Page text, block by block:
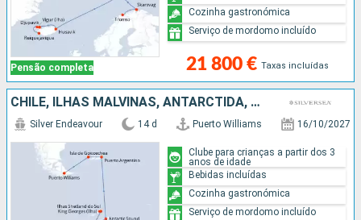
Pensão completa 21 800 € Taxas incluídas
Cozinha gastronómica
Serviço de mordomo incluído
CHILE, ILHAS MALVINAS, ANTARCTIDA, REINO UNIDO
Silver Endeavour 14 d Puerto Williams 16/10/2027
Clube para crianças a partir dos 3
anos de idade
Bebidas incluídas
Cozinha gastronómica
Serviço de mordomo incluído